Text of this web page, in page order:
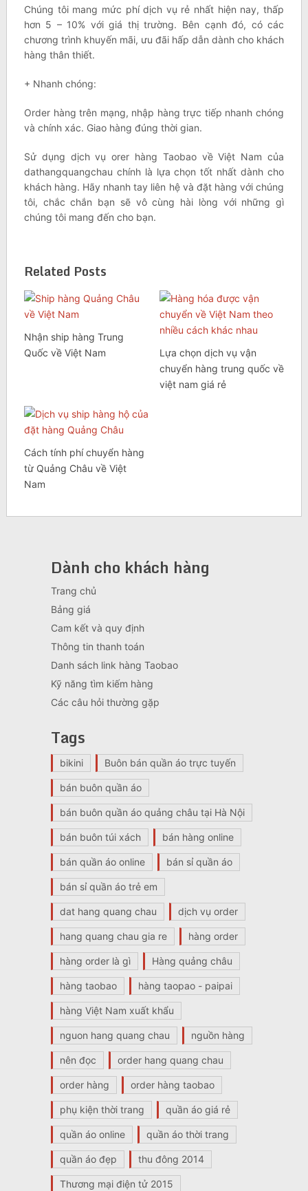
Chúng tôi mang mức phí dịch vụ rẻ nhất hiện nay, thấp
hơn 5 – 10% với giá thị trường. Bên cạnh đó, có các
chương trình khuyến mãi, ưu đãi hấp dẫn dành cho khách
hàng thân thiết.
+ Nhanh chóng:
Order hàng trên mạng, nhập hàng trực tiếp nhanh chóng
và chính xác. Giao hàng đúng thời gian.
Sử dụng dịch vụ orer hàng Taobao về Việt Nam của
dathangquangchau chính là lựa chọn tốt nhất dành cho
khách hàng. Hãy nhanh tay liên hệ và đặt hàng với chúng
tôi, chắc chắn bạn sẽ vô cùng hài lòng với những gì
chúng tôi mang đến cho bạn.
Related Posts
Nhận ship hàng Trung
Quốc về Việt Nam
Lựa chọn dịch vụ vận
chuyển hàng trung quốc về
việt nam giá rẻ
Cách tính phí chuyển hàng
từ Quảng Châu về Việt
Nam
Dành cho khách hàng
Trang chủ
Bảng giá
Cam kết và quy định
Thông tin thanh toán
Danh sách link hàng Taobao
Kỹ năng tìm kiếm hàng
Các câu hỏi thường gặp
Tags
bikini Buôn bán quần áo trực tuyến
bán buôn quần áo
bán buôn quần áo quảng châu tại Hà Nội
bán buôn túi xách bán hàng online
bán quần áo online bán sỉ quần áo
bán sỉ quần áo trẻ em
dat hang quang chau dịch vụ order
hang quang chau gia re hàng order
hàng order là gì Hàng quảng châu
hàng taobao hàng taopao - paipai
hàng Việt Nam xuất khẩu
nguon hang quang chau nguồn hàng
nên đọc order hang quang chau
order hàng order hàng taobao
phụ kiện thời trang quần áo giá rẻ
quần áo online quần áo thời trang
quần áo đẹp thu đông 2014
Thương mại điện tử 2015